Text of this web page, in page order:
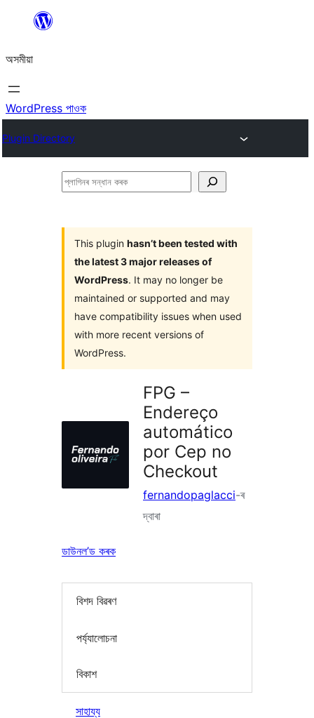
বিষয়বস্তুলৈ
যাওক
অসমীয়া
WordPress পাওক
Plugin Directory
প্লাগিনৰ
This plugin hasn’t been tested with
the latest 3 major releases of
WordPress. It may no longer be
maintained or supported and may
have compatibility issues when used
with more recent versions of
WordPress.
FPG –
Endereço
automático
por Cep no
Checkout
fernandopaglacci-ৰ
দ্বাৰা
ডাউনল’ড কৰক
বিশদ বিৱৰণ
পৰ্য্যালোচনা
বিকাশ
সাহায্য